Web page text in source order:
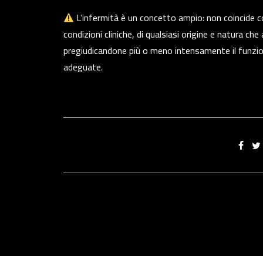
L’infermità è un concetto ampio: non
condizioni cliniche, di qualsiasi origine e natura
pregiudicando­ne più o meno intensamente il
adeguate.